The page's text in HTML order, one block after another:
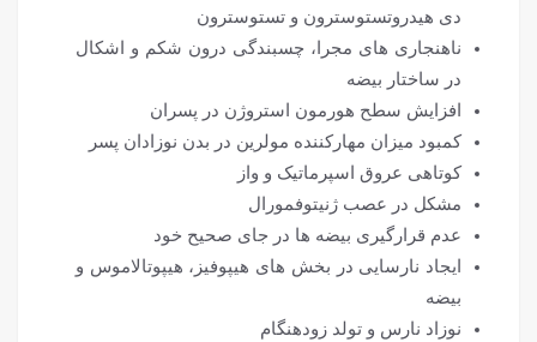
دی هیدروتستوسترون و تستوسترون
ناهنجاری های مجرا، چسبندگی درون شکم و اشکال
در ساختار بیضه
افزایش سطح هورمون استروژن در پسران
کمبود میزان مهارکننده مولرین در بدن نوزادان پسر
کوتاهی عروق اسپرماتیک و واز
مشکل در عصب ژنیتوفمورال
عدم قرارگیری بیضه ها در جای صحیح خود
ایجاد نارسایی در بخش های هیپوفیز، هیپوتالاموس و
بیضه
نوزاد نارس و تولد زودهنگام